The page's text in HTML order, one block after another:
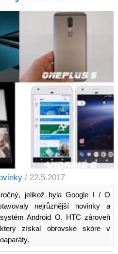
/ 22.5.2017
jelikož byla Google I / O
nejrůznější novinky a
Android O. HTC zároveň
získal obrovské skóre v